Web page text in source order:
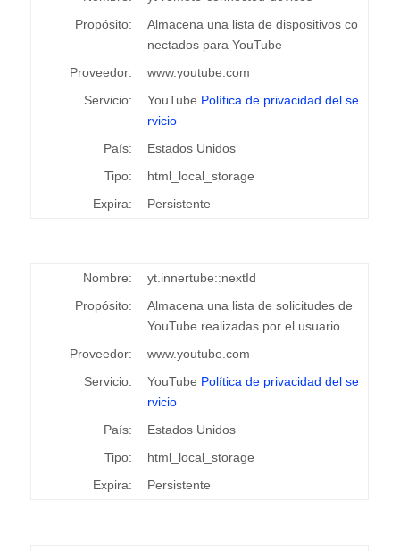
Propósito:
Almacena una lista de dispositivos co
nectados para YouTube
Proveedor:
www.youtube.com
Servicio:
YouTube Política de privacidad del se
rvicio
País:
Estados Unidos
Tipo:
html_local_storage
Expira:
Persistente
Nombre:
yt.innertube::nextId
Propósito:
Almacena una lista de solicitudes de
YouTube realizadas por el usuario
Proveedor:
www.youtube.com
Servicio:
YouTube Política de privacidad del se
rvicio
País:
Estados Unidos
Tipo:
html_local_storage
Expira:
Persistente